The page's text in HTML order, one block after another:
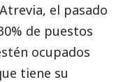
el pasado
de puestos
ocupados
tiene su